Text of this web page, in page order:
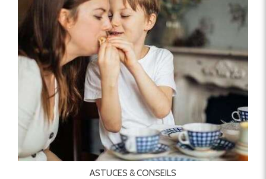
ASTUCES & CONSEILS